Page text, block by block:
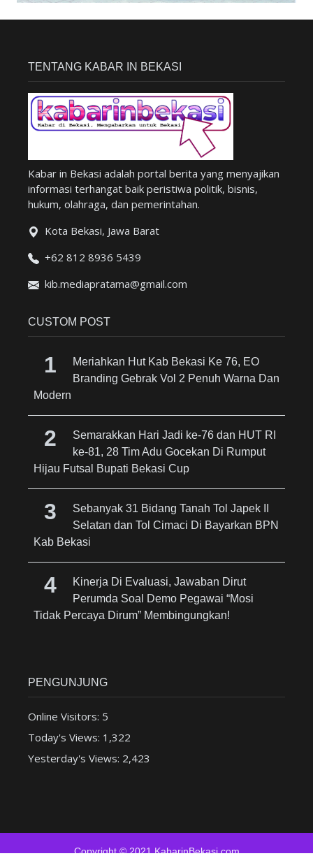
TENTANG KABAR IN BEKASI
Kabar in Bekasi adalah portal berita yang menyajikan
informasi terhangat baik peristiwa politik, bisnis,
hukum, olahraga, dan pemerintahan.
Kota Bekasi, Jawa Barat
+62 812 8936 5439
kib.mediapratama@gmail.com
CUSTOM POST
Meriahkan Hut Kab Bekasi Ke 76, EO
Branding Gebrak Vol 2 Penuh Warna Dan
Modern
Semarakkan Hari Jadi ke-76 dan HUT RI
ke-81, 28 Tim Adu Gocekan Di Rumput
Hijau Futsal Bupati Bekasi Cup
Sebanyak 31 Bidang Tanah Tol Japek II
Selatan dan Tol Cimaci Di Bayarkan BPN
Kab Bekasi
Kinerja Di Evaluasi, Jawaban Dirut
Perumda Soal Demo Pegawai “Mosi
Tidak Percaya Dirum” Membingungkan!
PENGUNJUNG
Online Visitors: 5
Today's Views: 1,322
Yesterday's Views: 2,423
Copyright © 2021 KabarinBekasi.com